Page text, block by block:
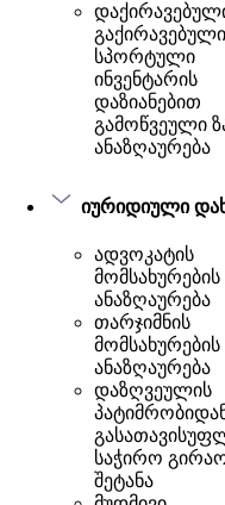
გაქირავებული
სპორტული
ინვენტარის
დაზიანებით
გამოწვეული
ანაზღაურება
იურიდიული
ადვოკატის
მომსახურების
ანაზღაურება
თარჯიმნის
მომსახურების
ანაზღაურება
დაზღვეულის
საჭირო
შეტანა